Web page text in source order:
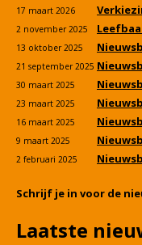
17 maart 2026
2 november 2025
13 oktober 2025
21 september 2025
30 maart 2025
23 maart 2025
16 maart 2025
9 maart 2025
2 februari 2025
Schrijf je in voor de
Laatste